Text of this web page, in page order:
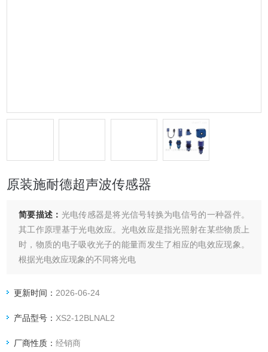
原装施耐德超声波传感器
简要描述： 光电传感器是将光信号转换为电信号的一种器件。
其工作原理基于光电效应。光电效应是指光照射在某些物质上
时，物质的电子吸收光子的能量而发生了相应的电效应现象。
根据光电效应现象的不同将光电
更新时间： 2026-06-24
产品型号： XS2-12BLNAL2
厂商性质：经销商